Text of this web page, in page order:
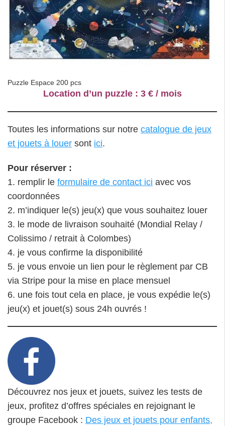
Puzzle Espace 200 pcs
Location d’un puzzle : 3 € / mois
Toutes les informations sur notre catalogue de jeux
et jouets à louer sont ici.
Pour réserver :
1. remplir le formulaire de contact ici avec vos
coordonnées
2. m’indiquer le(s) jeu(x) que vous souhaitez louer
3. le mode de livraison souhaité (Mondial Relay /
Colissimo / retrait à Colombes)
4. je vous confirme la disponibilité
5. je vous envoie un lien pour le règlement par CB
via Stripe pour la mise en place mensuel
6. une fois tout cela en place, je vous expédie le(s)
jeu(x) et jouet(s) sous 24h ouvrés !
Découvrez nos jeux et jouets, suivez les tests de
jeux, profitez d’offres spéciales en rejoignant le
groupe Facebook : Des jeux et jouets pour enfants,